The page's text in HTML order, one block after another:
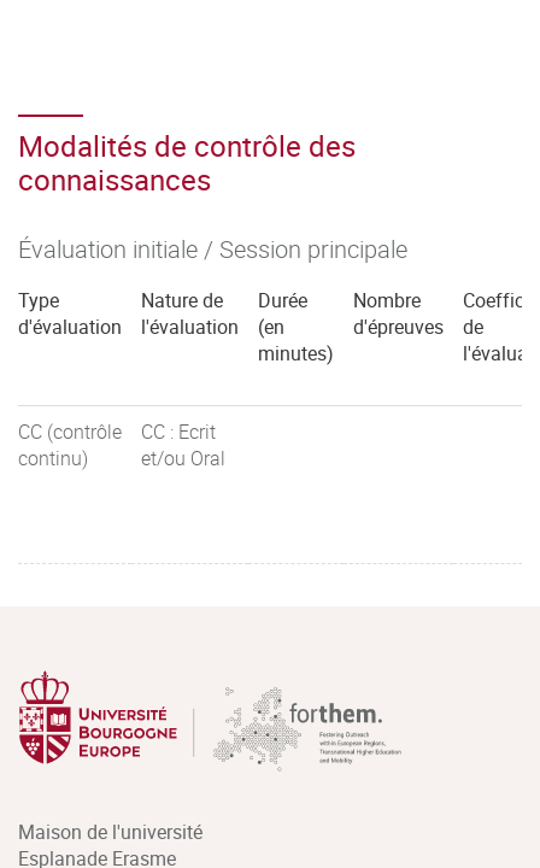
Modalités de contrôle des
connaissances
Évaluation initiale / Session principale
Type
d'évaluation
Nature de
l'évaluation
Durée
(en
minutes)
Nombre
d'épreuves
de
CC (contrôle
continu)
CC : Ecrit
et/ou Oral
Maison de l'université
Esplanade Erasme